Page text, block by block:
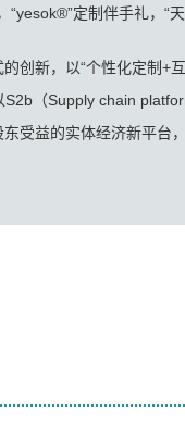
“yesok®”定制伴手礼，
创新，以“个性化定制+
（Supply chain
受益的实体经济新平台